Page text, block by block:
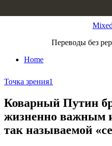
Переводы без
Home
Точка зрения1
Коварный Путин
жизненно важным
так называемой